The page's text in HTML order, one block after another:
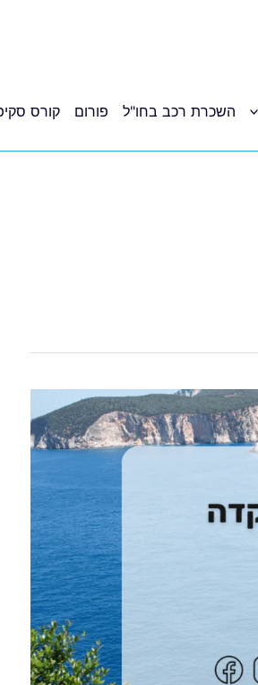
השכרת רכב בחו"ל פורום קורס